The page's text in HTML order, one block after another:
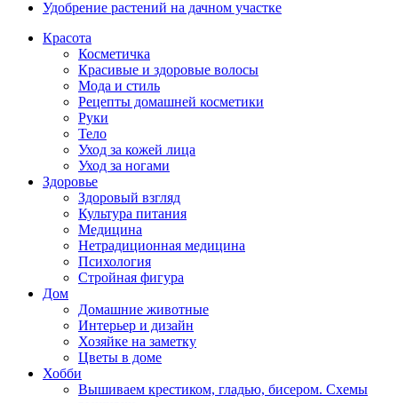
Удобрение растений на дачном участке
Красота
Косметичка
Красивые и здоровые волосы
Мода и стиль
Рецепты домашней косметики
Руки
Тело
Уход за кожей лица
Уход за ногами
Здоровье
Здоровый взгляд
Культура питания
Медицина
Нетрадиционная медицина
Психология
Стройная фигура
Дом
Домашние животные
Интерьер и дизайн
Хозяйке на заметку
Цветы в доме
Хобби
Вышиваем крестиком, гладью, бисером. Схемы